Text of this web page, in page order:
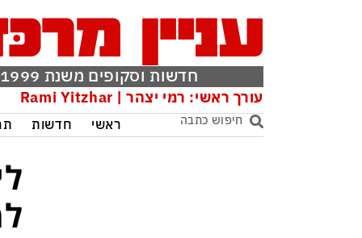
חדשות וסקופים משנת 1999
עורך ראשי: רמי יצהר | Rami Yitzhar
ראשי חדשות